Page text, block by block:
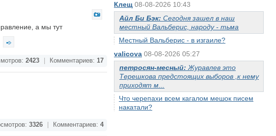
Клещ 08-08-2026 10:43
Айл Би Бэк: Сегодня зашел в наш
местный Вальберис, народу - тьма
Местный Вальберис - в изгаиле?
valicova 08-08-2026 05:27
петросян-месный: Журавлев это
Терешкова предстоящих выборов ,к нему
приходят м...
Что черепахи всем кагалом мешок писем
накатали?
а мы тут
2423 Комментариев: 17
3326 Комментариев: 4